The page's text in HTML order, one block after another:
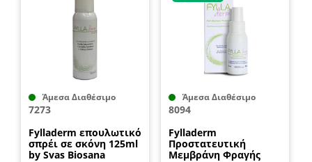
Άμεσα Διαθέσιμο
7273
Fylladerm επουλωτικό
σπρέι σε σκόνη 125ml
by Svas Biosana
Άμεσα Διαθέσιμο
8094
Fylladerm
Προστατευτική
Μεμβράνη Φραγής